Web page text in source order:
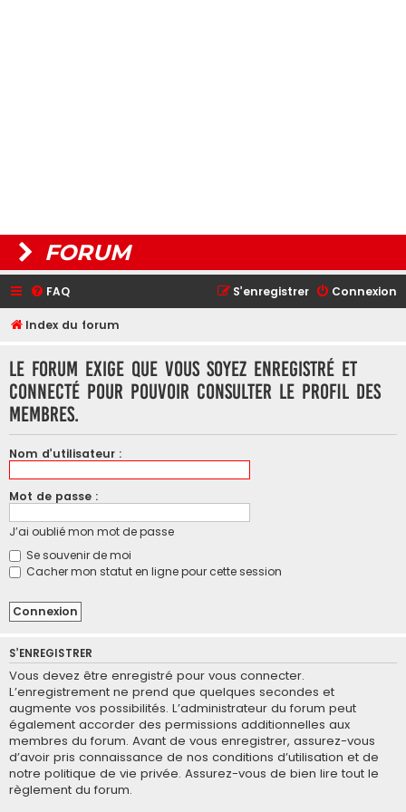
FORUM
FAQ Connexion
S’enregistrer
Index du forum
Le forum exige que vous soyez enregistré et
connecté pour pouvoir consulter le profil des
membres.
Nom d’utilisateur :
Mot de passe :
J’ai oublié mon mot de passe
Se souvenir de moi
Cacher mon statut en ligne pour cette session
S’ENREGISTRER
Vous devez être enregistré pour vous connecter.
L’enregistrement ne prend que quelques secondes et
augmente vos possibilités. L’administrateur du forum peut
également accorder des permissions additionnelles aux
membres du forum. Avant de vous enregistrer, assurez-vous
d’avoir pris connaissance de nos conditions d’utilisation et de
notre politique de vie privée. Assurez-vous de bien lire tout le
règlement du forum.